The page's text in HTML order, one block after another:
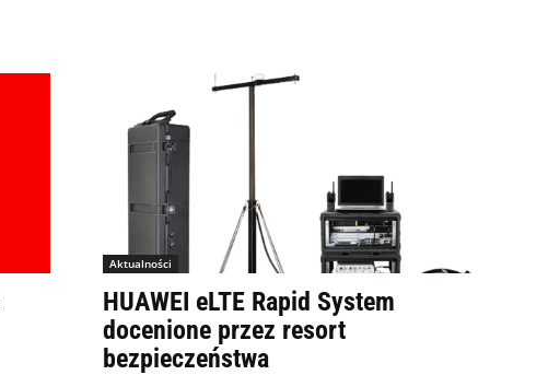
Aktualności
HUAWEI eLTE Rapid System
docenione przez resort
bezpieczeństwa